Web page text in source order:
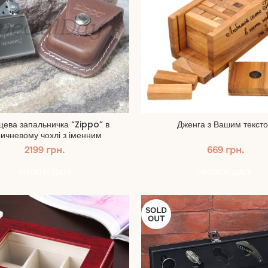
запальничка “Zippo” в
чохлі з іменним
гравіюванням
2199 грн.
Дженга з Вашим
669 грн.
SOLD
OUT